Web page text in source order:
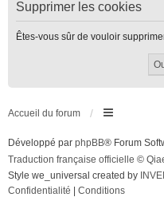
Supprimer les cookies
Êtes-vous sûr de vouloir
Accueil du forum
Développé par phpBB® Forum
Traduction française officielle ©
Style we_universal created by
Confidentialité
Conditions